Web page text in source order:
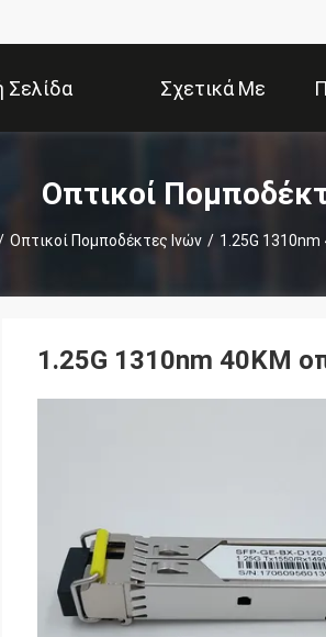
Σελίδα Σχετικά Με
Εμάς
Οπτικοί
Οπτικοί Πομποδέκτες Ινών / 1.25G 1310nm
1.25G 1310nm 40KM